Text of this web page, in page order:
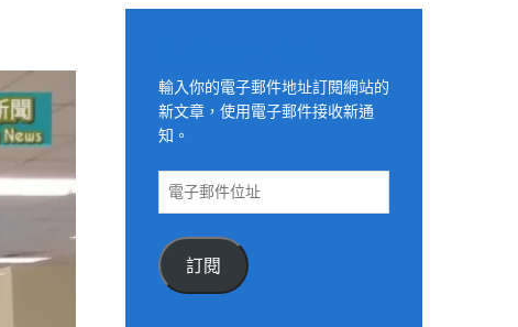
輸入你的電子郵件地址訂閱網站的
新文章，使用電子郵件接收新通
知。
電
件
位
訂閱